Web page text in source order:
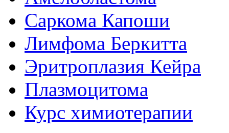
Саркома Капоши
Лимфома Беркитта
Эритроплазия Кейра
Плазмоцитома
Курс химиотерапии